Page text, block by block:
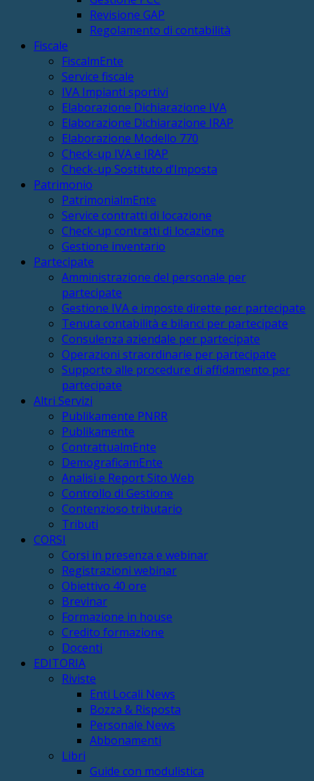
Revisione GAP
Regolamento di contabilità
Fiscale
FiscalmEnte
Service fiscale
IVA Impianti sportivi
Elaborazione Dichiarazione IVA
Elaborazione Dichiarazione IRAP
Elaborazione Modello 770
Check-up IVA e IRAP
Check-up Sostituto d’Imposta
Patrimonio
PatrimonialmEnte
Service contratti di locazione
Check-up contratti di locazione
Gestione inventario
Partecipate
Amministrazione del personale per
partecipate
Gestione IVA e imposte dirette per partecipate
Tenuta contabilità e bilanci per partecipate
Consulenza aziendale per partecipate
Operazioni straordinarie per partecipate
Supporto alle procedure di affidamento per
partecipate
Altri Servizi
Publikamente PNRR
Publikamente
ContrattualmEnte
DemograficamEnte
Analisi e Report Sito Web
Controllo di Gestione
Contenzioso tributario
Tributi
CORSI
Corsi in presenza e webinar
Registrazioni webinar
Obiettivo 40 ore
Brevinar
Formazione in house
Credito formazione
Docenti
EDITORIA
Riviste
Enti Locali News
Bozza & Risposta
Personale News
Abbonamenti
Libri
Guide con modulistica